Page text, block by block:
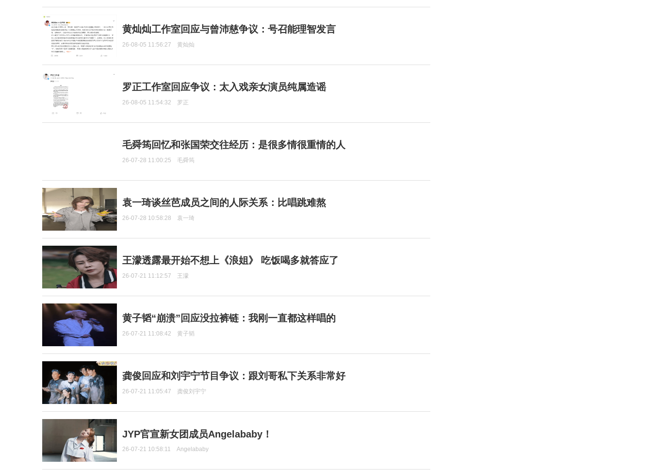
黄灿灿工作室回应与曾沛慈争议：号召能理智发言
26-08-05 11:56:27 黄灿灿
罗正工作室回应争议：太入戏亲女演员纯属造谣
26-08-05 11:54:32 罗正
毛舜筠回忆和张国荣交往经历：是很多情很重情的人
26-07-28 11:00:25 毛舜筠
袁一琦谈丝芭成员之间的人际关系：比唱跳难熬
26-07-28 10:58:28 袁一琦
王濛透露最开始不想上《浪姐》 吃饭喝多就答应了
26-07-21 11:12:57 王濛
黄子韬“崩溃”回应没拉裤链：我刚一直都这样唱的
26-07-21 11:08:42 黄子韬
龚俊回应和刘宇宁节目争议：跟刘哥私下关系非常好
26-07-21 11:05:47 龚俊刘宇宁
JYP官宣新女团成员Angelababy！
26-07-21 10:58:11 Angelababy